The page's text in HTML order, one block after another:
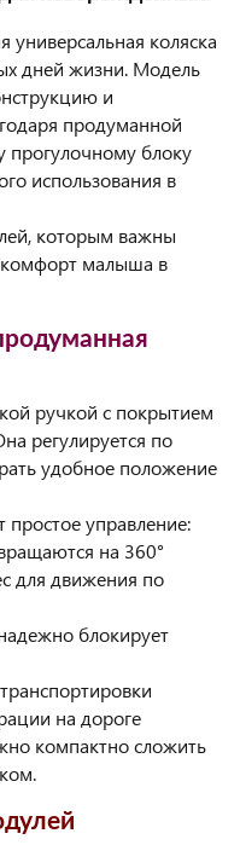
универсальная коляска
дней жизни. Модель
и
продуманной
прогулочному блоку
использования в
которым важны
комфорт малыша в
ручкой с покрытием
регулируется по
удобное положение
управление:
на 360°
для движения по
блокирует
на дороге
компактно сложить